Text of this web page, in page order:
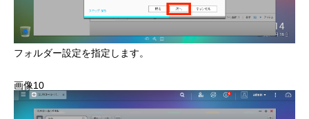
フォルダー設定を指定します。
画像10